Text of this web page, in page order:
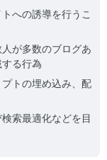
への誘導を行うこ
が多数のブログあ
る行為
トの埋め込み、配
索最適化などを目